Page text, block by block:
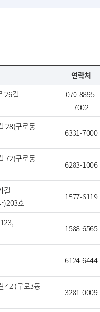
연락처
26길
070-8895-
7002
28(구로동
6331-7000
72(구로동
6283-1006
길
)203호
1577-6119
1588-6565
6124-6444
42 (구로3동
3281-0009